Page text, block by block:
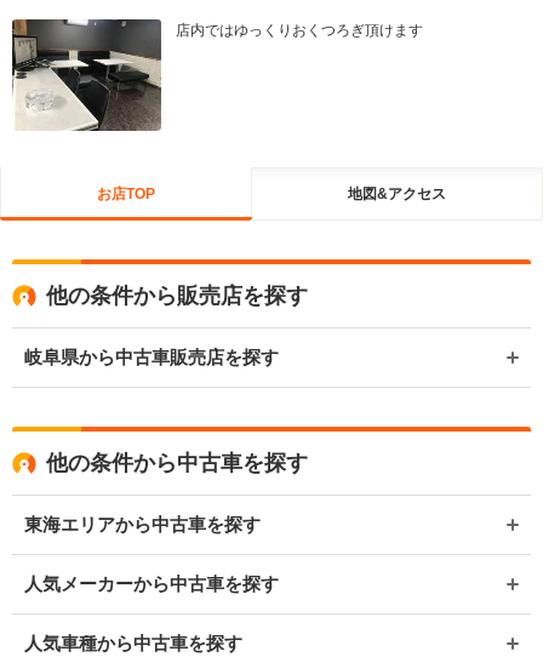
店内ではゆっくりおくつろぎ頂けます
お店TOP 地図&アクセス
他の条件から販売店を探す
岐阜県から中古車販売店を探す
他の条件から中古車を探す
東海エリアから中古車を探す
人気メーカーから中古車を探す
人気車種から中古車を探す